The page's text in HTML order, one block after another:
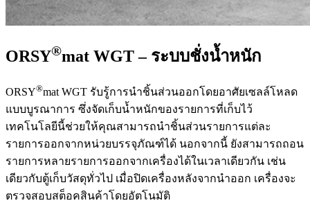
ORSY®mat WGT – ระบบชั่งน้ำหนัก
ORSY®mat WGT รับรู้การนำชิ้นส่วนออกโดยอาศัยเซลล์โหลด
แบบบูรณาการ ซึ่งจัดเก็บน้ำหนักของรายการที่เก็บไว้
เทคโนโลยีนี้ช่วยให้คุณสามารถนำชิ้นส่วนรายการแต่ละ
รายการออกจากหน่วยบรรจุภัณฑ์ได้ นอกจากนี้ ยังสามารถถอน
รายการหลายรายการออกจากเครื่องได้ในเวลาเดียวกัน เช่น
เดียวกับตู้เก็บวัสดุทั่วไป เมื่อปิดเครื่องหลังจากนำออก เครื่องจะ
ตรวจสอบสต็อคสินค้าโดยอัตโนมัติ